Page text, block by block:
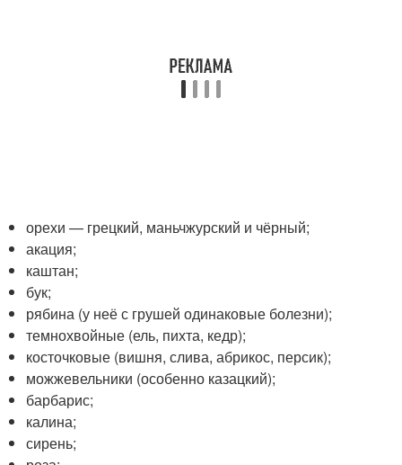
орехи — грецкий, маньчжурский и чёрный;
акация;
каштан;
бук;
рябина (у неё с грушей одинаковые болезни);
темнохвойные (ель, пихта, кедр);
косточковые (вишня, слива, абрикос, персик);
можжевельники (особенно казацкий);
барбарис;
калина;
сирень;